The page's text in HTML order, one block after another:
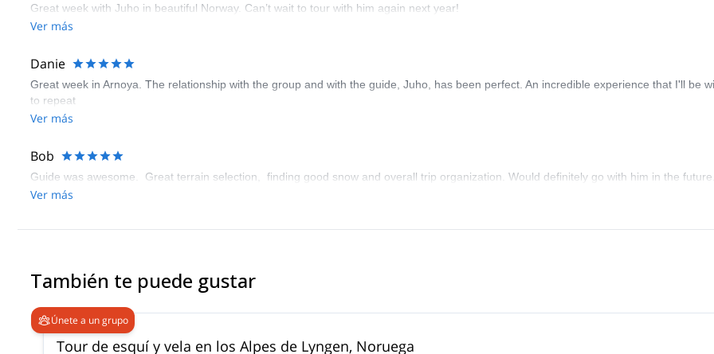
Great week with Juho in beautiful Norway. Can’t wait to tour with him again next year!
Ver más
Danie
Great week in Arnoya. The relationship with the group and with the guide, Juho, has been perfect. An incredible experience that I'll be
to repeat
Ver más
Bob
Guide was awesome. Great terrain selection, finding good snow and overall trip organization. Would definitely go with him in the future.
Ver más
También te puede gustar
Únete a un grupo
Tour de esquí y vela en los Alpes de Lyngen, Noruega